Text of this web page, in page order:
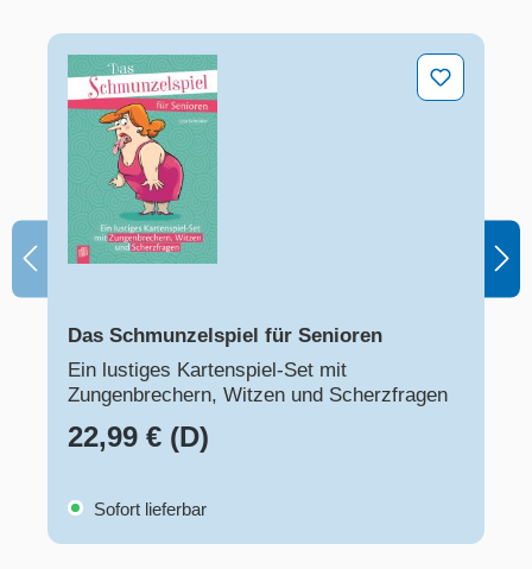
Das Schmunzelspiel für Senioren
Das Schmunzelspiel für Senioren
Ein lustiges Kartenspiel-Set mit
Zungenbrechern, Witzen und Scherzfragen
22,99 € (D)
Sofort lieferbar